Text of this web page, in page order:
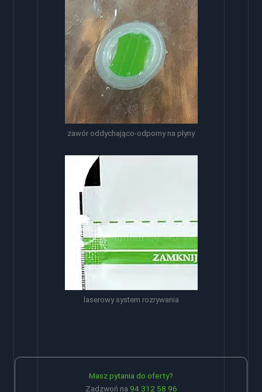
zawór oddychająco-odporny na płyny
laserowy system rozrywania
Masz pytania do oferty?
Zadzwoń na 94 312 58 96